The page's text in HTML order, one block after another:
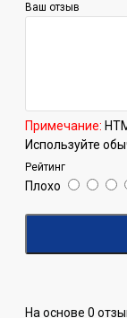
Ваш отзыв
Примечание:
Используйте
Рейтинг
Плохо
На основе 0